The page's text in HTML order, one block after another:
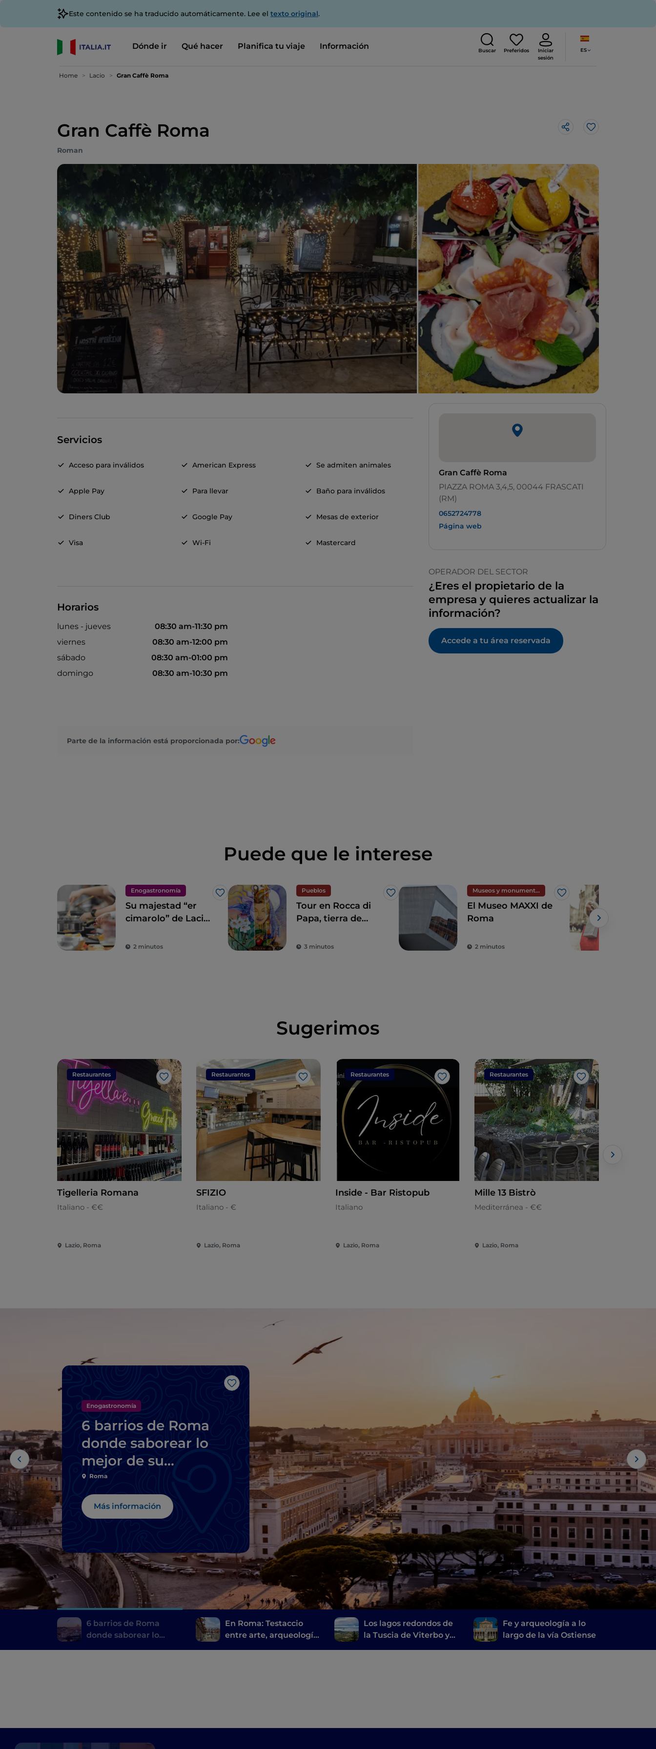
Este contenido se ha traducido automáticamente. Lee el texto original.
Dónde ir Qué hacer Planifica tu viaje Información Buscar Preferidos
Iniciar
sesión
ES
Home Lacio Gran Caffè Roma
Gran Caffè Roma Me gusta
Roman
Servicios
Acceso para inválidos American Express Se admiten animales
Apple Pay Para llevar Baño para inválidos
Diners Club Google Pay Mesas de exterior
Visa Wi-Fi Mastercard
Horarios
lunes - jueves
08:30 am-11:30 pm
viernes
08:30 am-12:00 pm
sábado
08:30 am-01:00 pm
domingo
08:30 am-10:30 pm
Parte de la información está proporcionada por:
Gran Caffè Roma
PIAZZA ROMA 3,4,5, 00044 FRASCATI
(RM)
0652724778
Página web
OPERADOR DEL SECTOR
¿Eres el propietario de la
empresa y quieres actualizar la
información?
Accede a tu área reservada
Puede que le interese
Enogastronomía
Me gusta
Su majestad “er
cimarolo” de Lacio:
romanesco I. G. P.
2 minutos
Pueblos
Me gusta
Tour en Rocca di
Papa, tierra de
y leyendas
3 minutos
Museos y monumentos
Me gusta
El Museo MAXXI de
Roma
2 minutos
Sugerimos
Restaurantes
Me gusta
Tigelleria Romana
Italiano - €€
Lazio, Roma
Restaurantes
Me gusta
SFIZIO
Italiano - €
Lazio, Roma
Restaurantes
Me gusta
Inside - Bar Ristopub
Italiano
Lazio, Roma
Restaurantes
Me gusta
Mille 13 Bistrò
Mediterránea - €€
Lazio, Roma
Me gusta
Enogastronomía
6 barrios de Roma
donde saborear lo
mejor de su
gastronomía típica
Roma
Más información
6 barrios de Roma
donde saborear lo
En Roma: Testaccio
entre arte, arqueología
Los lagos redondos de
la Tuscia de Viterbo y
Fe y arqueología a lo
largo de la vía Ostiense